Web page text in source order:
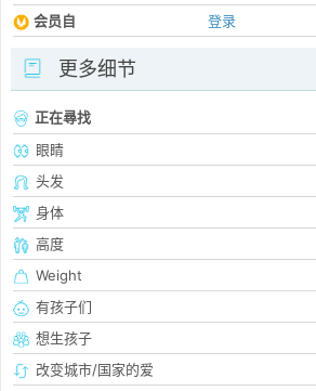
会员自
登录
更多细节
正在尋找
眼睛
头发
身体
高度
Weight
有孩子们
想生孩子
改变城市/国家的爱